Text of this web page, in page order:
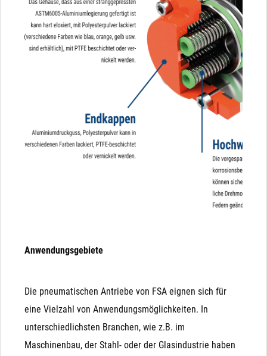
Anwendungsgebiete
Die pneumatischen Antriebe von FSA eignen sich für
eine Vielzahl von Anwendungsmöglichkeiten. In
unterschiedlichsten Branchen, wie z.B. im
Maschinenbau, der Stahl- oder der Glasindustrie haben